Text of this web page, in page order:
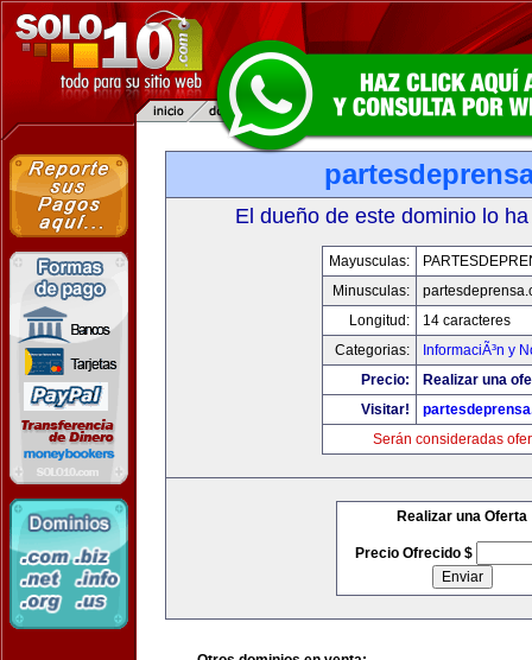
El dueño de este dominio lo
Mayusculas:
Minusculas:
Longitud:
14 caracteres
Categorias:
InformaciÃ³n y
Precio:
Realizar una
Visitar!
Serán consideradas
Realizar una Oferta
Precio Ofrecido $